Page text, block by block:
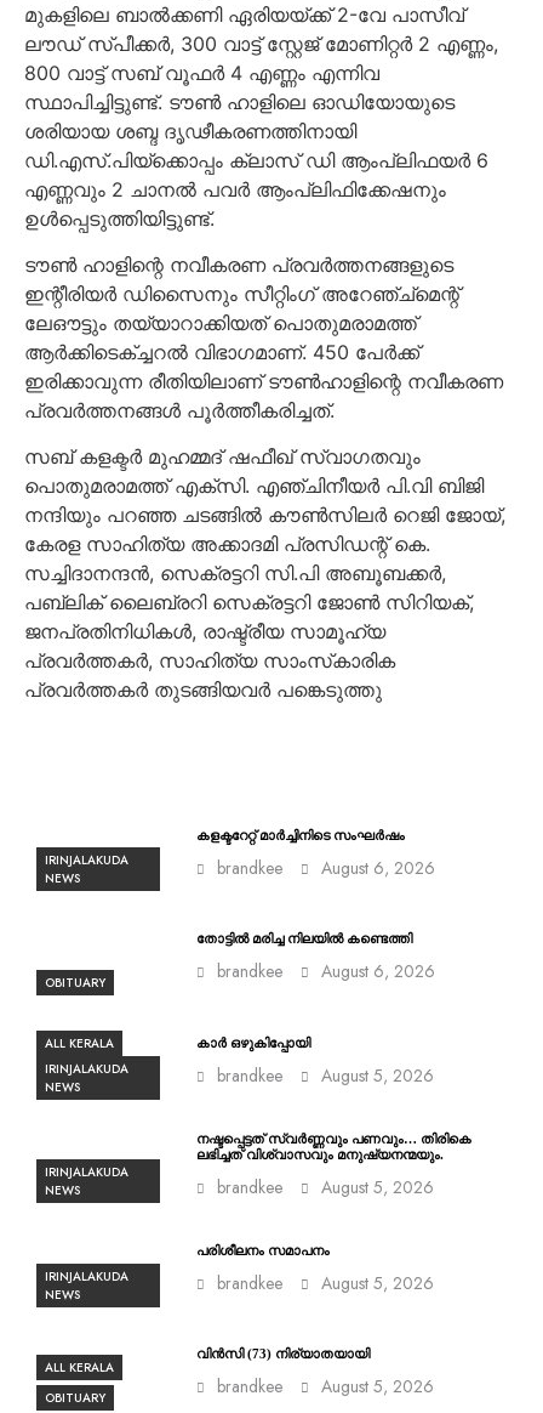
മുകളിലെ ബാല്‍ക്കണി ഏരിയയ്ക്ക് 2-വേ പാസീവ്
ലൗഡ് സ്പീക്കര്‍, 300 വാട്ട് സ്റ്റേജ് മോണിറ്റര്‍ 2 എണ്ണം,
800 വാട്ട് സബ് വൂഫര്‍ 4 എണ്ണം എന്നിവ
സ്ഥാപിച്ചിട്ടുണ്ട്. ടൗണ്‍ ഹാളിലെ ഓഡിയോയുടെ
ശരിയായ ശബ്ദ ദൃഢീകരണത്തിനായി
ഡി.എസ്.പിയ്‌ക്കൊപ്പം ക്ലാസ് ഡി ആംപ്ലിഫയര്‍ 6
എണ്ണവും 2 ചാനല്‍ പവര്‍ ആംപ്ലിഫിക്കേഷനും
ഉള്‍പ്പെടുത്തിയിട്ടുണ്ട്.
ടൗണ്‍ ഹാളിന്റെ നവീകരണ പ്രവര്‍ത്തനങ്ങളുടെ
ഇന്റീരിയര്‍ ഡിസൈനും സീറ്റിംഗ് അറേഞ്ച്‌മെന്റ്
ലേഔട്ടും തയ്യാറാക്കിയത് പൊതുമരാമത്ത്
ആര്‍ക്കിടെക്ച്ചറല്‍ വിഭാഗമാണ്. 450 പേര്‍ക്ക്
ഇരിക്കാവുന്ന രീതിയിലാണ് ടൗണ്‍ഹാളിന്റെ നവീകരണ
പ്രവര്‍ത്തനങ്ങള്‍ പൂര്‍ത്തീകരിച്ചത്.
സബ് കളക്ടര്‍ മുഹമ്മദ് ഷഫീഖ് സ്വാഗതവും
പൊതുമരാമത്ത് എക്സി. എഞ്ചിനീയര്‍ പി.വി ബിജി
നന്ദിയും പറഞ്ഞ ചടങ്ങില്‍ കൗണ്‍സിലര്‍ റെജി ജോയ്,
കേരള സാഹിത്യ അക്കാദമി പ്രസിഡന്റ് കെ.
സച്ചിദാനന്ദന്‍, സെക്രട്ടറി സി.പി അബൂബക്കര്‍,
പബ്ലിക് ലൈബ്രറി സെക്രട്ടറി ജോണ്‍ സിറിയക്,
ജനപ്രതിനിധികള്‍, രാഷ്ട്രീയ സാമൂഹ്യ
പ്രവര്‍ത്തകര്‍, സാഹിത്യ സാംസ്‌കാരിക
പ്രവര്‍ത്തകര്‍ തുടങ്ങിയവര്‍ പങ്കെടുത്തു
IRINJALAKUDA
NEWS
കളക്ടറേറ്റ് മാർച്ചിനിടെ സംഘർഷം
brandkee August 6, 2026
OBITUARY
തോട്ടിൽ മരിച്ച നിലയിൽ കണ്ടെത്തി
brandkee August 6, 2026
ALL KERALA
IRINJALAKUDA
NEWS
കാർ ഒഴുകിപ്പോയി
brandkee August 5, 2026
IRINJALAKUDA
NEWS
നഷ്ടപ്പെട്ടത് സ്വർണ്ണവും പണവും… തിരികെ
ലഭിച്ചത് വിശ്വാസവും മനുഷ്യനന്മയും.
brandkee August 5, 2026
IRINJALAKUDA
NEWS
പരിശീലനം സമാപനം
brandkee August 5, 2026
ALL KERALA
OBITUARY
വിൻസി (73) നിര്യാതയായി
brandkee August 5, 2026